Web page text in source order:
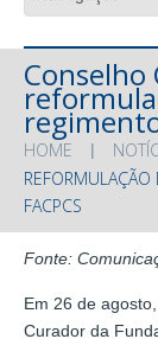
Conselho
HOME
FACPCS
Fonte:
Em 26 de
Curador da